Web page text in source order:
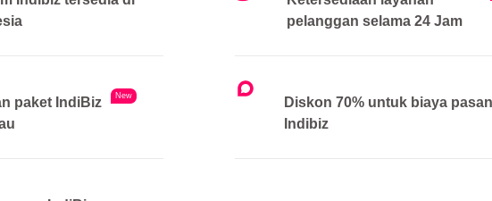
pelanggan selama 24 Jam
paket IndiBiz
New
Diskon 70% untuk biaya
Indibiz